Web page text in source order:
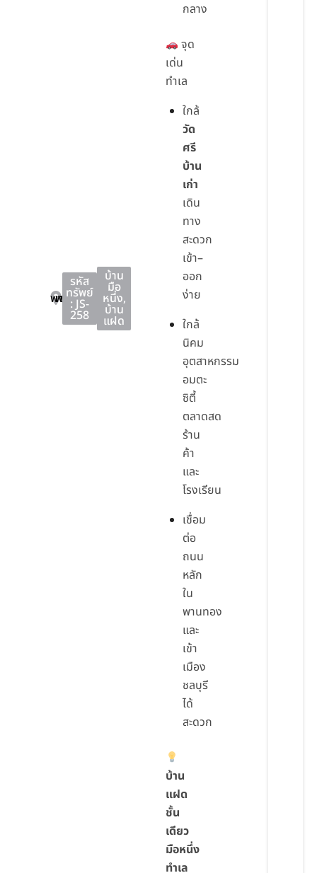
พานทอง
พานทอง
ชลบุรี
รหัส
ทรัพย์
: JS-
258
บ้าน
มือ
หนึ่ง,
บ้าน
แฝด
กลาง
จุด
เด่น
ทำเล
ใกล้
วัด
ศรี
บ้าน
เก่า
เดิน
ทาง
สะดวก
เข้า–
ออก
ง่าย
ใกล้
นิคม
อุตสาหกรรม
อมตะ
ซิตี้
ตลาดสด
ร้าน
ค้า
และ
โรงเรียน
เชื่อม
ต่อ
ถนน
หลัก
ใน
พานทอง
และ
เข้า
เมือง
ชลบุรี
ได้
สะดวก
บ้าน
แฝด
ชั้น
เดียว
มือหนึ่ง
ทำเล